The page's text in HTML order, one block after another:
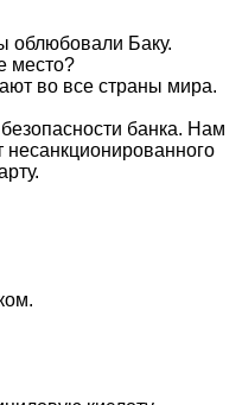
облюбовали Баку.
место?
во все страны мира.
банка. Нам
несанкционированного